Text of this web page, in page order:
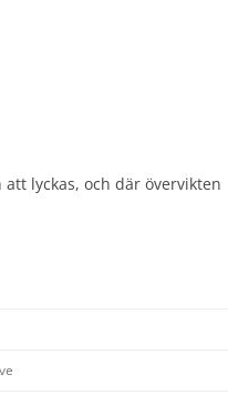
lyckas, och där övervikten